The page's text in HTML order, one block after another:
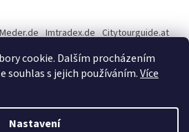
cookie. Dalším procházením
souhlas s jejich používáním.Více
Nastavení
Imtradex.de Citytourguide.at